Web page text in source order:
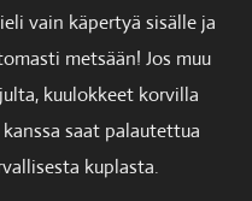
vain käpertyä sisälle ja
metsään! Jos muu
kuulokkeet korvilla
saat palautettua
kuplasta.